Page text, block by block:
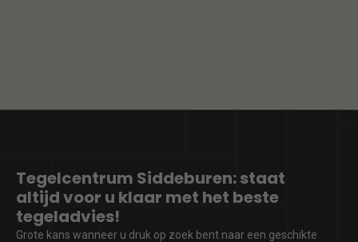
Tegelcentrum Siddeburen: staat
altijd voor u klaar met het beste
tegeladvies!
Grote kans wanneer u druk op zoek bent naar een geschikte